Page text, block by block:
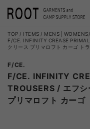
TOP ITEMS MENS WOMENS
F/CE. INFINITY CREASE
クリース プリマロフト カーゴ ト
F/CE.
F/CE. INFINITY
TROUSERS / エフ
プリマロフト カーゴ